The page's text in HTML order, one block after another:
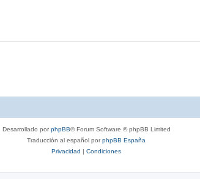
Desarrollado porphpBB® Forum Software © phpBB Limited
Traducción al español porphpBB España
Privacidad | Condiciones